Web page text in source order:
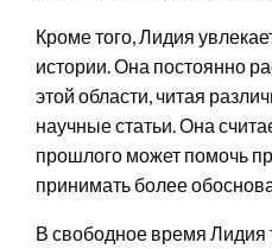
Кроме того, Лидия
истории. Она постоянно
этой области, читая
научные статьи. Она
прошлого может помочь
принимать более
В свободное время Лидия